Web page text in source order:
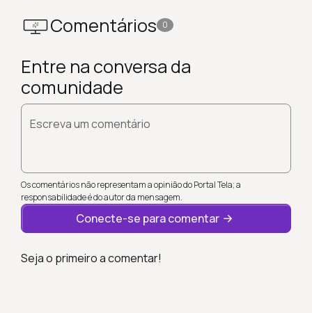
Comentários 0
Entre na conversa da
comunidade
Escreva um comentário
Os comentários não representam a opinião do Portal Tela; a
responsabilidade é do autor da mensagem.
Conecte-se para comentar
Seja o primeiro a comentar!